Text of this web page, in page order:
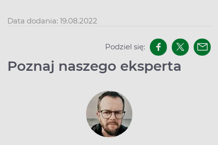
Data dodania: 19.08.2022
Podziel się:
Poznaj naszego eksperta